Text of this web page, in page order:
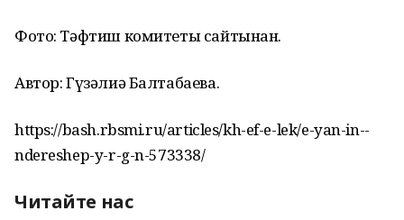
Фото: Тәфтиш комитеты сайтынан.
Автор: Гүзәлиә Балтабаева.
https://bash.rbsmi.ru/articles/kh-ef-e-lek/e-yan-in--
ndereshep-y-r-g-n-573338/
Читайте нас